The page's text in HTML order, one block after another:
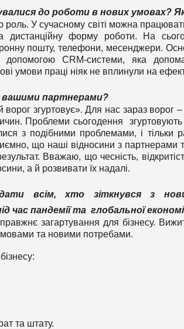
до роботи в нових умовах?
У сучасному світі можна
форму роботи. На
пошту, телефони, месенджери.
допомогою CRM-системи, яка
умови праці ніяк не вплинули на
вашими партнерами?
ворог згуртовує». Для нас зараз ворог
Проблеми сьогодення згуртовують і
з подібними проблемами, і
що наші відносини з партнерами
Вважаю, що чесність,
а й розвивати їх надалі.
всім, хто зіткнувся з
пандемії та глобальної
загартування для бізнесу.
та новими потребами.
та штату.